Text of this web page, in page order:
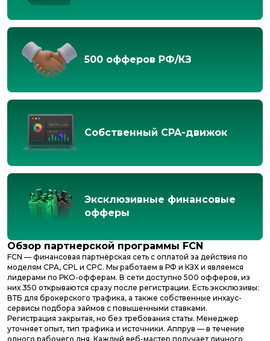
500 офферов РФ/КЗ
Собственный CPA-движок
Эксклюзивные финансовые
офферы
Обзор партнерской программы FCN
FCN — финансовая партнёрская сеть с оплатой за действия по
моделям CPA, CPL и CPC. Мы работаем в РФ и КЗХ и являемся
лидерами по РКО-офферам. В сети доступно 500 офферов, из
них 350 открываются сразу после регистрации. Есть эксклюзивы:
ВТБ для брокерского трафика, а также собственные инхаус-
сервисы подбора займов с повышенными ставками.
Регистрация закрытая, но без требования статы. Менеджер
уточняет опыт, тип трафика и источники. Аппрув — в течение
одного рабочего дня. Каждый веб-мастер получает личного